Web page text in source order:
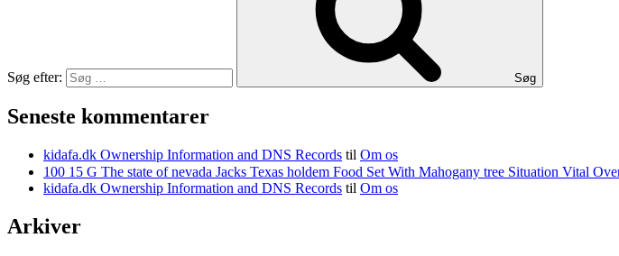
Søg efter: Søg
Seneste kommentarer
kidafa.dk Ownership Information and DNS Records til Om os
kidafa.dk Ownership Information and DNS Records til Om os
Arkiver